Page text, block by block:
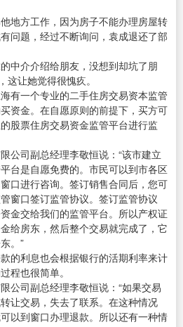
地方工作，因为房子不能办理房屋转
问题，经过不断询问，袁成退还了部
中介介绍给朋友，没想到却坑了朋
让她觉得很愧疚。
有一个专业的二手住房交易资本监管
资金。在自愿原则的前提下，买方可
股票住房交易资金监管平台进行监
公司副总经理李敬恒说：“该市建立
台是自愿免费的。市民可以到市各区
口进行咨询。签订销售合同后，您可
窗口签订监管协议。签订监管协议
金交给我们的监管平台。所以产权证
给房东，然后整个交易就完成了，它
。”
的利息也会根据银行的活期利率来计
程也很简单。
公司副总经理李敬恒说：“如果交易
让交易，失去了联系。在这种情况
以到窗口办理退款。所以还有一种情